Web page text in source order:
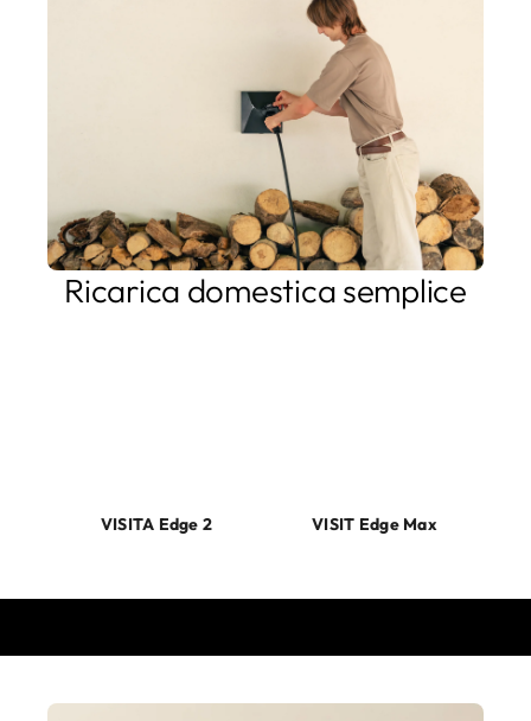
Ricarica domestica semplice
VISITA Edge 2 VISIT Edge Max